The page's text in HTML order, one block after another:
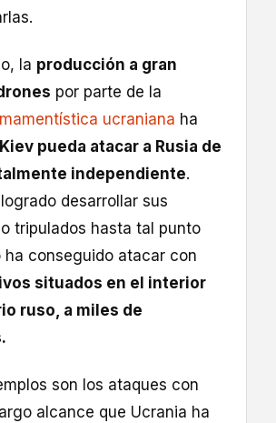
la producción a gran
por parte de la
ucraniana ha
Kiev pueda atacar a Rusia de
independiente.
desarrollar sus
tripulados hasta tal punto
ha conseguido atacar con
situados en el interior
ruso, a miles de
son los ataques con
alcance que Ucrania ha